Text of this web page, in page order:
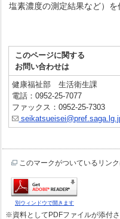
塩素濃度の測定結果など）を
このページに関する
お問い合わせは
健康福祉部 生活衛生課
電話：0952-25-7077
ファックス：0952-25-7303
このマークがついているリン
別ウィンドウで開きます
※資料としてPDFファイルが添付